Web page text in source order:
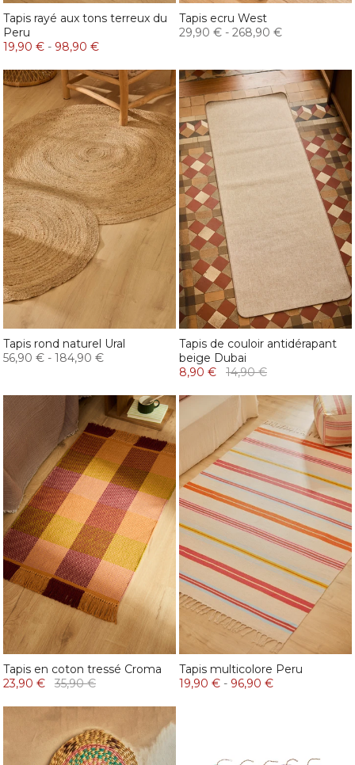
Tapis rayé aux tons terreux du
Peru
19,90 € - 98,90 €
Tapis ecru West
29,90 € - 268,90 €
Tapis rond naturel Ural
56,90 € - 184,90 €
Tapis de couloir antidérapant
beige Dubai
8,90 €
14,90 €
Tapis en coton tressé Croma
23,90 €
35,90 €
Tapis multicolore Peru
19,90 € - 96,90 €